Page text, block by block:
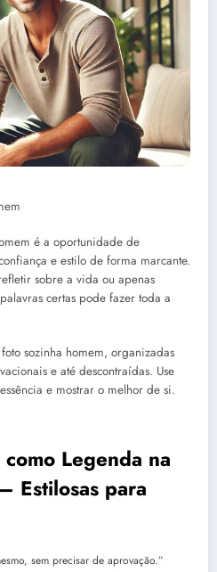
é a oportunidade de
e estilo de forma marcante.
sobre a vida ou apenas
certas pode fazer toda a
sozinha homem, organizadas
e até descontraídas. Use
e mostrar o melhor de si.
Legenda na
Estilosas para
sem precisar de aprovação.”